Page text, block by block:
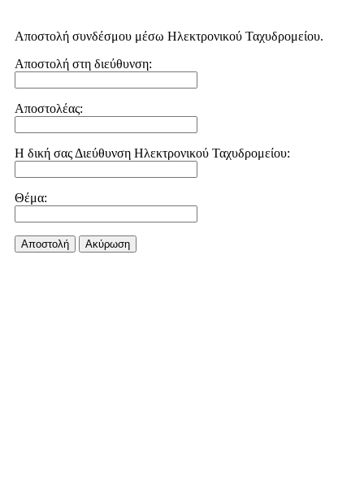
Αποστολή συνδέσμου μέσω Ηλεκτρονικού Ταχυδρομείου.
Αποστολή στη διεύθυνση:
Αποστολέας:
Η δική σας Διεύθυνση Ηλεκτρονικού Ταχυδρομείου:
Θέμα:
Αποστολή Aκύρωση